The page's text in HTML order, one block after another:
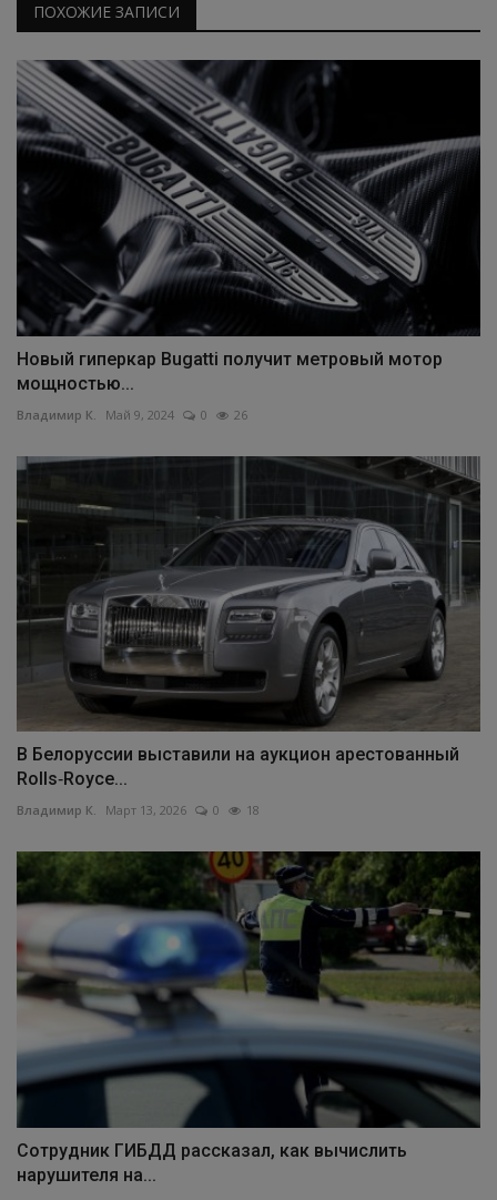
ПОХОЖИЕ ЗАПИСИ
Новый гиперкар Bugatti получит метровый мотор
мощностью...
Владимир К. Май 9, 2024 0 26
В Белоруссии выставили на аукцион арестованный
Rolls‑Royce...
Владимир К. Март 13, 2026 0 18
Сотрудник ГИБДД рассказал, как вычислить
нарушителя на...